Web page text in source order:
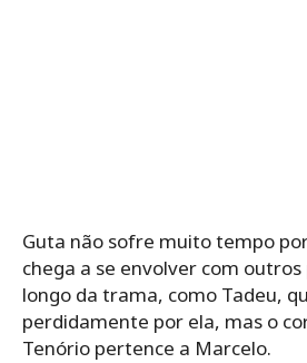
Guta não sofre muito tempo
chega a se envolver com
longo da trama, como Tadeu,
perdidamente por ela, mas o
Tenório pertence a Marcelo.